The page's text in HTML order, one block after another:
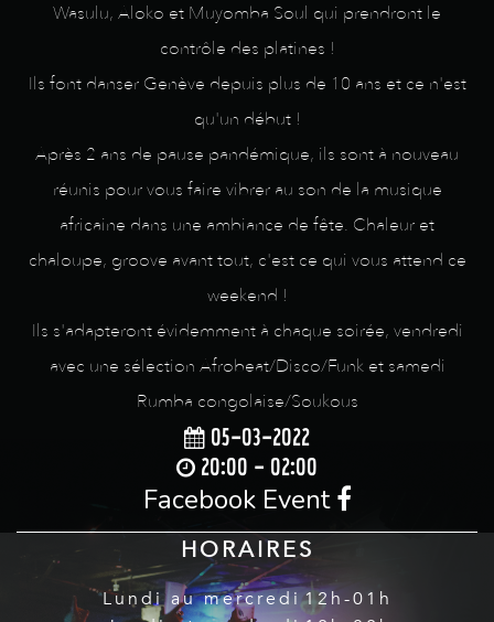
Wasulu, Aloko et Muyomba Soul qui prendront le
contrôle des platines !
Ils font danser Genève depuis plus de 10 ans et ce n'est
qu'un début !
Après 2 ans de pause pandémique, ils sont à nouveau
réunis pour vous faire vibrer au son de la musique
africaine dans une ambiance de fête. Chaleur et
chaloupe, groove avant tout, c'est ce qui vous attend ce
weekend !
Ils s'adapteront évidemment à chaque soirée, vendredi
avec une sélection Afrobeat/Disco/Funk et samedi
Rumba congolaise/Soukous
05-03-2022
20:00 - 02:00
Facebook Event
HORAIRES
Lundi au mercredi12h-01h